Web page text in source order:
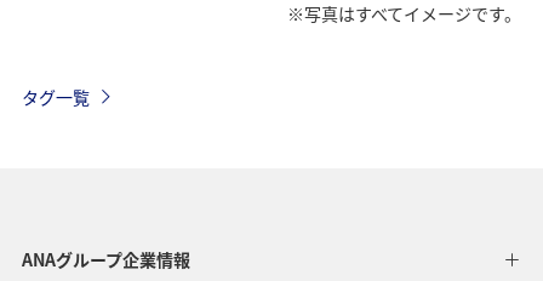
経由地および乗り継ぎ所要時間を追加する
※写真はすべてイメージです。
タグ一覧
ANAグループ企業情報